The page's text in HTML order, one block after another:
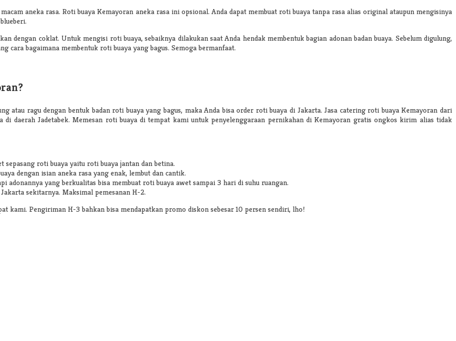
aneka rasa. Roti buaya Kemayoran aneka rasa ini opsional. Anda dapat membuat roti buaya tanpa rasa alias original ataupun mengisinya
dengan coklat. Untuk mengisi roti buaya, sebaiknya dilakukan saat Anda hendak membentuk bagian adonan badan buaya. Sebelum digulung,
cara bagaimana membentuk roti buaya yang bagus. Semoga bermanfaat.
atau ragu dengan bentuk badan roti buaya yang bagus, maka Anda bisa order roti buaya di Jakarta. Jasa catering roti buaya Kemayoran dari
di daerah Jadetabek. Memesan roti buaya di tempat kami untuk penyelenggaraan pernikahan di Kemayoran gratis ongkos kirim alias tidak
sepasang roti buaya yaitu roti buaya jantan dan betina.
dengan isian aneka rasa yang enak, lembut dan cantik.
adonannya yang berkualitas bisa membuat roti buaya awet sampai 3 hari di suhu ruangan.
sekitarnya. Maksimal pemesanan H-2.
kami. Pengiriman H-3 bahkan bisa mendapatkan promo diskon sebesar 10 persen sendiri, lho!